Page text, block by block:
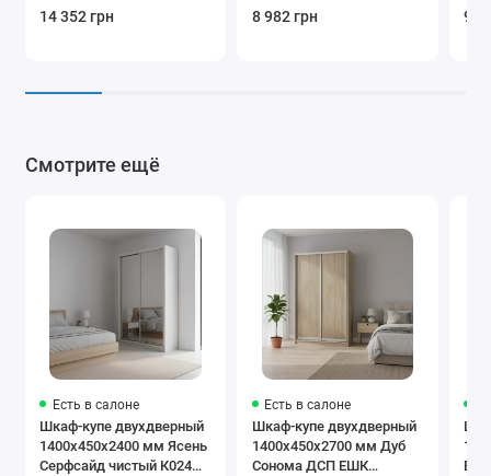
14 352 грн 8 982 грн 9
Смотрите ещё
Есть в салоне
Шкаф-купе двухдверный
1400х450х2400 мм Ясень
Серфсайд чистый К024
Есть в салоне
Шкаф-купе двухдверный
1400х450х2700 мм Дуб
Сонома ДСП EШК